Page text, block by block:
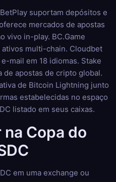
suportam depósitos e
mercados de apostas
vivo in-play. BC.Game
multi-chain. Cloudbet
mail em 18 idiomas. Stake
de apostas de cripto global.
de Bitcoin Lightning junto
estabelecidas no espaço
listado em seus caixas.
Copa do
em uma exchange ou